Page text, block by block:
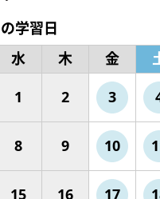
学習日
水 木 金
1
2 3
8 9 10
15 16 17